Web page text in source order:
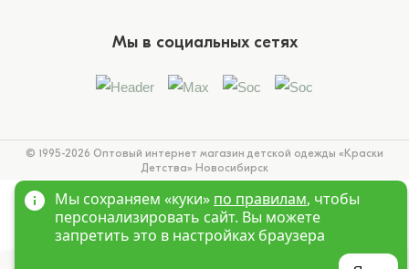
Мы в социальных сетях
© 1995-2026 Оптовый интернет магазин детской одежды «Краски
Детства» Новосибирск
Мы сохраняем «куки» по правилам, чтобы
персонализировать сайт. Вы можете
запретить это в настройках браузера